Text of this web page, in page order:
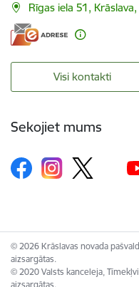
Rīgas iela 51,
Visi kontakti
Sekojiet mums
© 2026 Krāslavas novada
aizsargātas.
© 2020 Valsts kanceleja,
aizsargātas.